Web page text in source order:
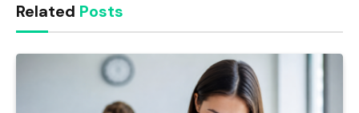
Related Posts